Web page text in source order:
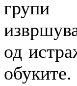
од
обуките.